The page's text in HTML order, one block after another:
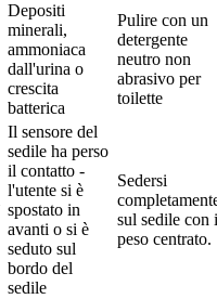
Depositi
minerali,
ammoniaca
dall'urina o
crescita
batterica
Pulire con un
detergente
neutro non
abrasivo per
toilette
Il sensore del
sedile ha perso
il contatto -
l'utente si è
spostato in
avanti o si è
seduto sul
bordo del
sedile
Sedersi
sul sedile con
peso centrato.